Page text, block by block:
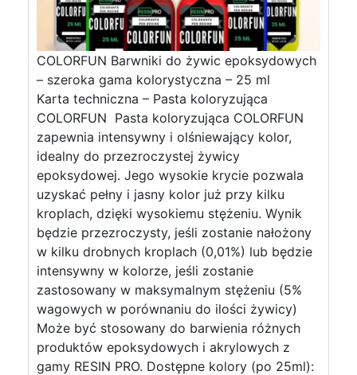
COLORFUN Barwniki do żywic epoksydowych
– szeroka gama kolorystyczna – 25 ml
Karta techniczna – Pasta koloryzująca
COLORFUN Pasta koloryzująca COLORFUN
zapewnia intensywny i olśniewający kolor,
idealny do przezroczystej żywicy
epoksydowej. Jego wysokie krycie pozwala
uzyskać pełny i jasny kolor już przy kilku
kroplach, dzięki wysokiemu stężeniu. Wynik
będzie przezroczysty, jeśli zostanie nałożony
w kilku drobnych kroplach (0,01%) lub będzie
intensywny w kolorze, jeśli zostanie
zastosowany w maksymalnym stężeniu (5%
wagowych w porównaniu do ilości żywicy)
Może być stosowany do barwienia różnych
produktów epoksydowych i akrylowych z
gamy RESIN PRO. Dostępne kolory (po 25ml):